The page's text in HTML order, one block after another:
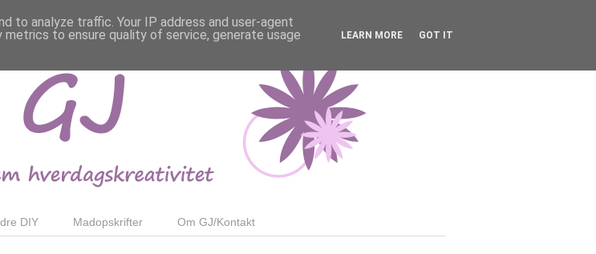
DIY Madopskrifter Om GJ/Kontakt
to analyze traffic. Your IP address and user-agent
to ensure quality of service, generate usage
LEARN MORE GOT IT